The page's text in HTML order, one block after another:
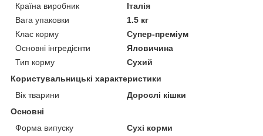
Країна виробник
Італія
Вага упаковки
1.5 кг
Клас корму
Супер-преміум
Основні інгредієнти
Яловичина
Тип корму
Сухий
Користувальницькі характеристики
Вік тварини
Дорослі кішки
Основні
Форма випуску
Сухі корми